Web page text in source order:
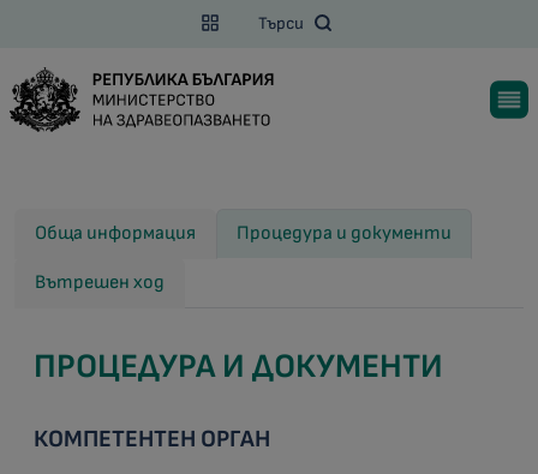
Търси
Обща информация Процедура и документи
Вътрешен ход
ПРОЦЕДУРА И ДОКУМЕНТИ
КОМПЕТЕНТЕН ОРГАН